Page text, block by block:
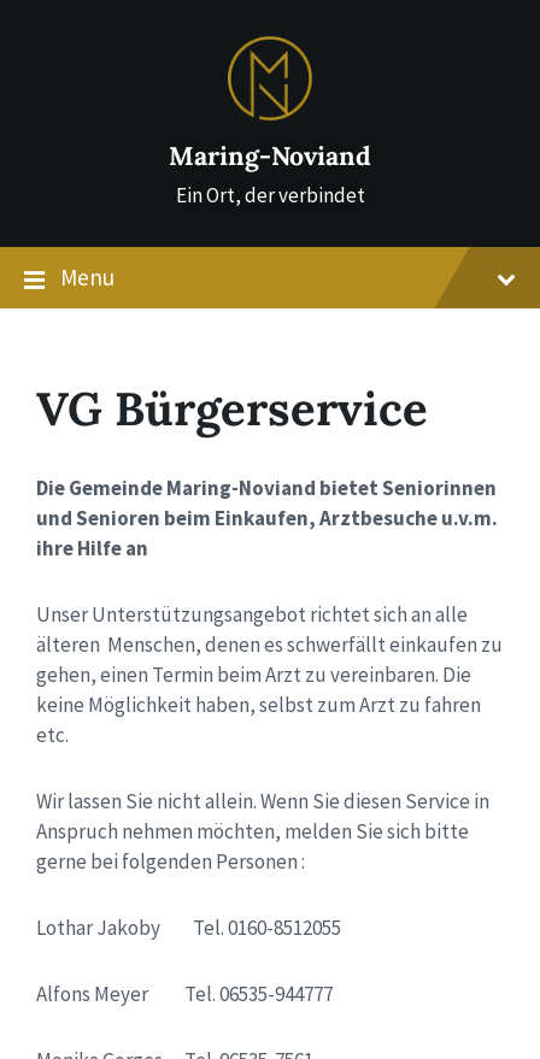
Maring-Noviand
Ein Ort, der verbindet
Menu
VG Bürgerservice
Die Gemeinde Maring-Noviand bietet Seniorinnen
und Senioren beim Einkaufen, Arztbesuche u.v.m.
ihre Hilfe an
Unser Unterstützungsangebot richtet sich an alle
älteren Menschen, denen es schwerfällt einkaufen zu
gehen, einen Termin beim Arzt zu vereinbaren. Die
keine Möglichkeit haben, selbst zum Arzt zu fahren
etc.
Wir lassen Sie nicht allein. Wenn Sie diesen Service in
Anspruch nehmen möchten, melden Sie sich bitte
gerne bei folgenden Personen :
Lothar Jakoby Tel. 0160-8512055
Alfons Meyer Tel. 06535-944777